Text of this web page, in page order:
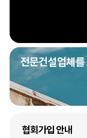
전문건설업체
협회가입 안내